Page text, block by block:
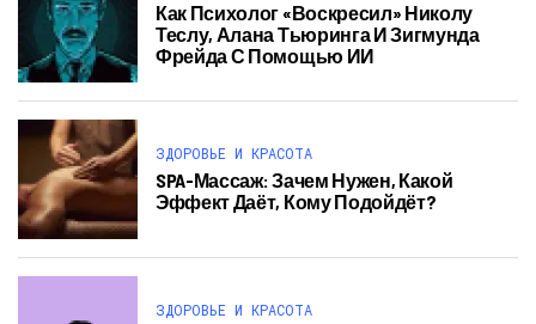
Как Психолог «воскресил» Николу
Теслу, Алана Тьюринга И Зигмунда
Фрейда С Помощью ИИ
ЗДОРОВЬЕ И КРАСОТА
SPA-Массаж: Зачем Нужен, Какой
Эффект Даёт, Кому Подойдёт?
ЗДОРОВЬЕ И КРАСОТА